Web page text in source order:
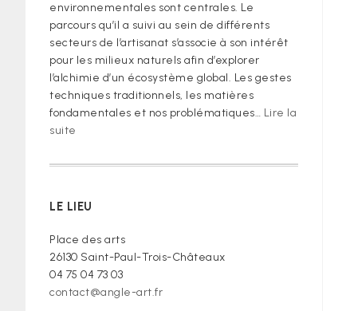
environnementales sont centrales. Le
parcours qu’il a suivi au sein de différents
secteurs de l’artisanat s’associe à son intérêt
pour les milieux naturels afin d’explorer
l’alchimie d’un écosystème global. Les gestes
techniques traditionnels, les matières
fondamentales et nos problématiques… Lire la
suite
vous
de
LE LIEU
Place des arts
26130 Saint-Paul-Trois-Châteaux
04 75 04 73 03
contact@angle-art.fr